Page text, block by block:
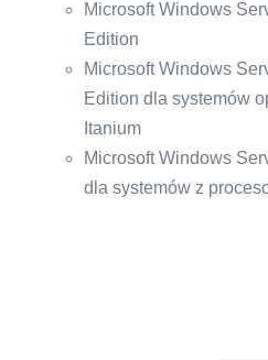
Microsoft Windows
Edition
Microsoft Windows
Edition dla systemów
Itanium
Microsoft Windows
dla systemów z